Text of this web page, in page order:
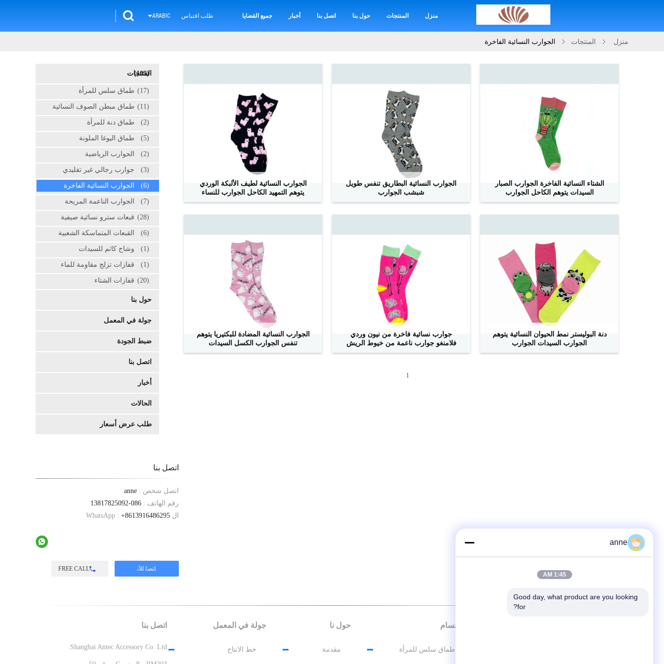
منزل المنتجات حول بنا اتصل بنا أخبار جميع القضايا طلب اقتباس ARABIC
منزل المنتجات الجوارب النسائية الفاخرة
المنتجات
(109)
طماق سلس للمرأة (17)
طماق مبطن الصوف النسائية (11)
طماق دنة للمرأة (2)
طماق اليوغا الملونة (5)
الجوارب الرياضية (2)
جوارب رجالي غير تقليدي (3)
الجوارب النسائية الفاخرة (6)
الجوارب الناعمة المريحة (7)
قبعات سترو نسائية صيفية (28)
القبعات المتماسكة الشعبية (6)
وشاح كاتم للسيدات (1)
قفازات تزلج مقاومة للماء (1)
قفازات الشتاء (20)
حول بنا
جولة في المعمل
ضبط الجودة
اتصل بنا
أخبار
الحالات
طلب عرض أسعار
اتصل بنا
اتصل شخص :
رقم الهاتف :
ال WhatsApp : +8613916486295
FREE CALL
الجوارب النسائية لطيف الألبكة الوردي
يتوهم التمهيد الكاحل الجوارب للنساء
الجوارب النسائية البطاريق تنفس طويل
شبشب الجوارب
الشتاء النسائية الفاخرة الجوارب الصبار
السيدات يتوهم الكاحل الجوارب
الجوارب النسائية المضادة للبكتيريا يتوهم
تنفس الجوارب الكسل السيدات
جوارب نسائية فاخرة من نيون وردي
فلامنغو جوارب ناعمة من خيوط الريش
دنة البوليستر نمط الحيوان النسائية يتوهم
الجوارب السيدات الجوارب
1
الاقسام
طماق سلس للمرأة
حول نا
مقدمة
جولة في المعمل
خط الانتاج
اتصل بنا
Shanghai Antec Accessory Co. Ltd.
anne
1:45 AM
Good day, what product are you looking
for?